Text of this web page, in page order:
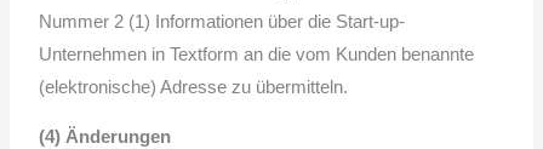
Nummer 2 (1) Informationen über die Start-up-
Unternehmen in Textform an die vom Kunden benannte
(elektronische) Adresse zu übermitteln.
(4) Änderungen